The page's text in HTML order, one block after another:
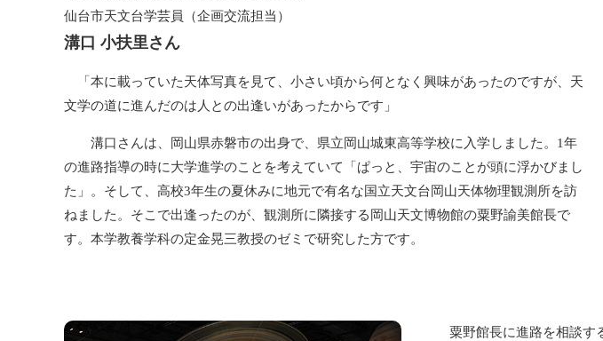
仙台市天文台学芸員（企画交流担当）
溝口 小扶里さん
「本に載っていた天体写真を見て、小さい頃から何となく興味があったのですが、天
文学の道に進んだのは人との出逢いがあったからです」
溝口さんは、岡山県赤磐市の出身で、県立岡山城東高等学校に入学しました。1年
の進路指導の時に大学進学のことを考えていて「ぱっと、宇宙のことが頭に浮かびまし
た」。そして、高校3年生の夏休みに地元で有名な国立天文台岡山天体物理観測所を訪
ねました。そこで出逢ったのが、観測所に隣接する岡山天文博物館の粟野諭美館長で
す。本学教養学科の定金晃三教授のゼミで研究した方です。
粟野館長に進路を相談する